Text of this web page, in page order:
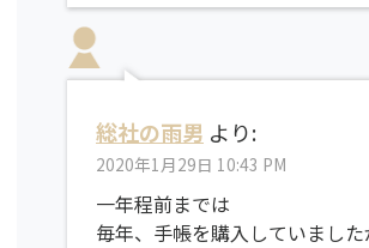
総社の雨男 より:
2020年1月29日 10:43 PM
一年程前までは
毎年、手帳を購入していました